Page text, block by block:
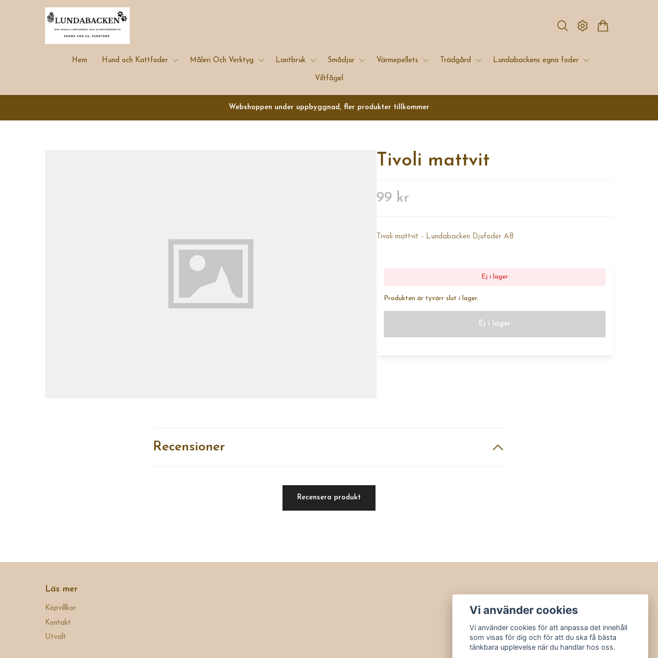
Hem Hund och Kattfoder Måleri Och Verktyg Lantbruk Smådjur Värmepellets Trädgård Lundabackens egna foder
Viltfågel
Webshoppen under uppbyggnad, fler produkter tillkommer
Tivoli mattvit
99 kr
Tivoli mattvit - Lundabacken Djufoder AB
Ej i lager
Produkten är tyvärr slut i lager.
Ej i lager
Recensioner
Recensera produkt
Läs mer
Köpvillkor
Kontakt
Utvalt
Vi använder cookies
Vi använder cookies för att anpassa det innehåll
som visas för dig och för att du ska få bästa
tänkbara upplevelse när du handlar hos oss.